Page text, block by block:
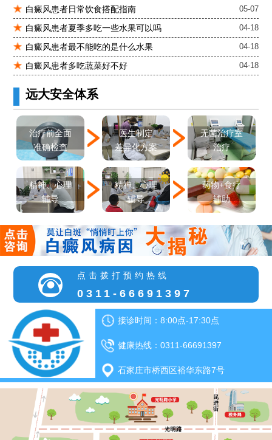
白癜风患者日常饮食搭配指南 05-07
白癜风患者夏季多吃一些水果可以吗 04-18
白癜风患者最不能吃的是什么水果 04-18
白癜风患者多吃蔬菜好不好 04-18
远大安全体系
治疗前全面
准确检查
医生制定
差异化方案
无菌治疗室
治疗
精神、心理
辅导
精神、心理
辅导
药物+食疗
辅助
点击拨打预约热线
0311-66691397
接诊时间：8:00点-17:30点
健康热线：0311-66691397
石家庄市桥西区裕华东路7号